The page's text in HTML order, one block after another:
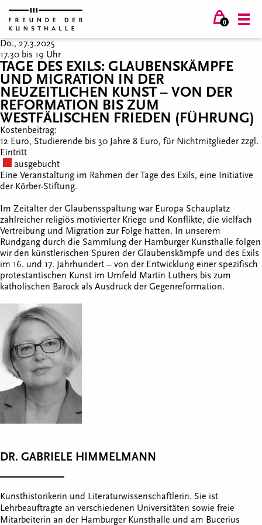
0
Do., 27.3.2025
17.30 bis 19 Uhr
TAGE DES EXILS: GLAUBENSKÄMPFE
UND MIGRATION IN DER
NEUZEITLICHEN KUNST – VON DER
REFORMATION BIS ZUM
WESTFÄLISCHEN FRIEDEN (FÜHRUNG)
Kostenbeitrag:
12 Euro, Studierende bis 30 Jahre 8 Euro, für Nichtmitglieder zzgl.
Eintritt
ausgebucht
Eine Veranstaltung im Rahmen der Tage des Exils, eine Initiative
der Körber-Stiftung.
Im Zeitalter der Glaubensspaltung war Europa Schauplatz
zahlreicher religiös motivierter Kriege und Konflikte, die vielfach
Vertreibung und Migration zur Folge hatten. In unserem
Rundgang durch die Sammlung der Hamburger Kunsthalle folgen
wir den künstlerischen Spuren der Glaubenskämpfe und des Exils
im 16. und 17. Jahrhundert – von der Entwicklung einer spezifisch
protestantischen Kunst im Umfeld Martin Luthers bis zum
katholischen Barock als Ausdruck der Gegenreformation.
DR. GABRIELE HIMMELMANN
Kunsthistorikerin und Literaturwissenschaftlerin. Sie ist
Lehrbeauftragte an verschiedenen Universitäten sowie freie
Mitarbeiterin an der Hamburger Kunsthalle und am Bucerius